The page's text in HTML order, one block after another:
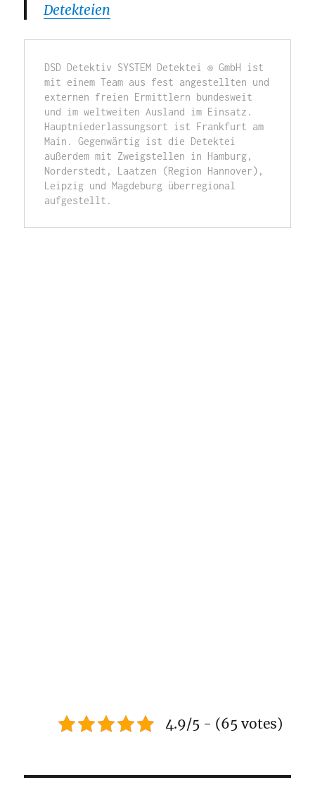
Detekteien
DSD Detektiv SYSTEM Detektei ® GmbH ist
mit einem Team aus fest angestellten und
externen freien Ermittlern bundesweit
und im weltweiten Ausland im Einsatz.
Hauptniederlassungsort ist Frankfurt am
Main. Gegenwärtig ist die Detektei
außerdem mit Zweigstellen in Hamburg,
Norderstedt, Laatzen (Region Hannover),
Leipzig und Magdeburg überregional
aufgestellt.
4.9/5 - (65 votes)